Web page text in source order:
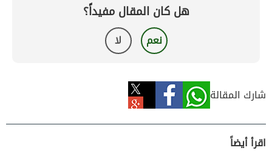
هل كان المقال مفيداً؟
نعم لا
شارك المقالة
اقرأ أيضاً